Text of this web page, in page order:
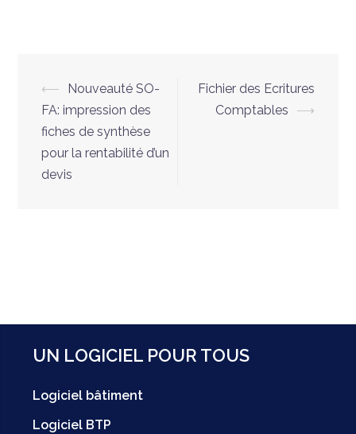
⟵
Nouveauté SO-
FA: impression des
fiches de synthèse
pour la rentabilité d’un
devis
Fichier des Ecritures
Comptables
⟶
UN LOGICIEL POUR TOUS
Logiciel bâtiment
Logiciel BTP